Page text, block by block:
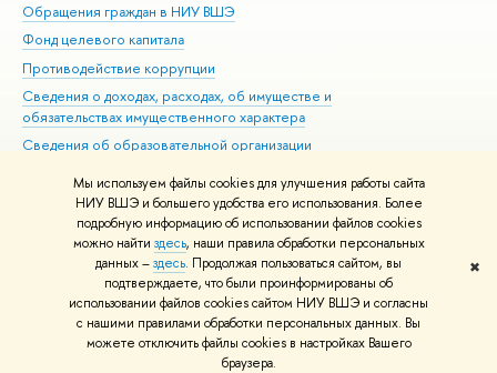
Мы используем файлы cookies для улучшения работы сайта
НИУ ВШЭ и большего удобства его использования. Более
подробную информацию об использовании файлов cookies
можно найти здесь, наши правила обработки персональных
данных –здесь. Продолжая пользоваться сайтом, вы
подтверждаете, что были проинформированы об
использовании файлов cookies сайтом НИУ ВШЭ и согласны
с нашими правилами обработки персональных данных. Вы
можете отключить файлы cookies в настройках Вашего
браузера.
✖
Обращения граждан в НИУ ВШЭ
Фонд целевого капитала
Противодействие коррупции
Сведения о доходах, расходах, об имуществе и
обязательствах имущественного характера
Сведения об образовательной организации
Людям с ограниченными возможностями здоровья
Единая платежная страница
Работа в Вышке
© НИУ ВШЭ 1993–2026 Адреса и контакты Условия использования
материалов Политика конфиденциальности Карта сайта
Шрифты HSE Sans и HSE Slab разработаны вШколе дизайна НИУ ВШЭ